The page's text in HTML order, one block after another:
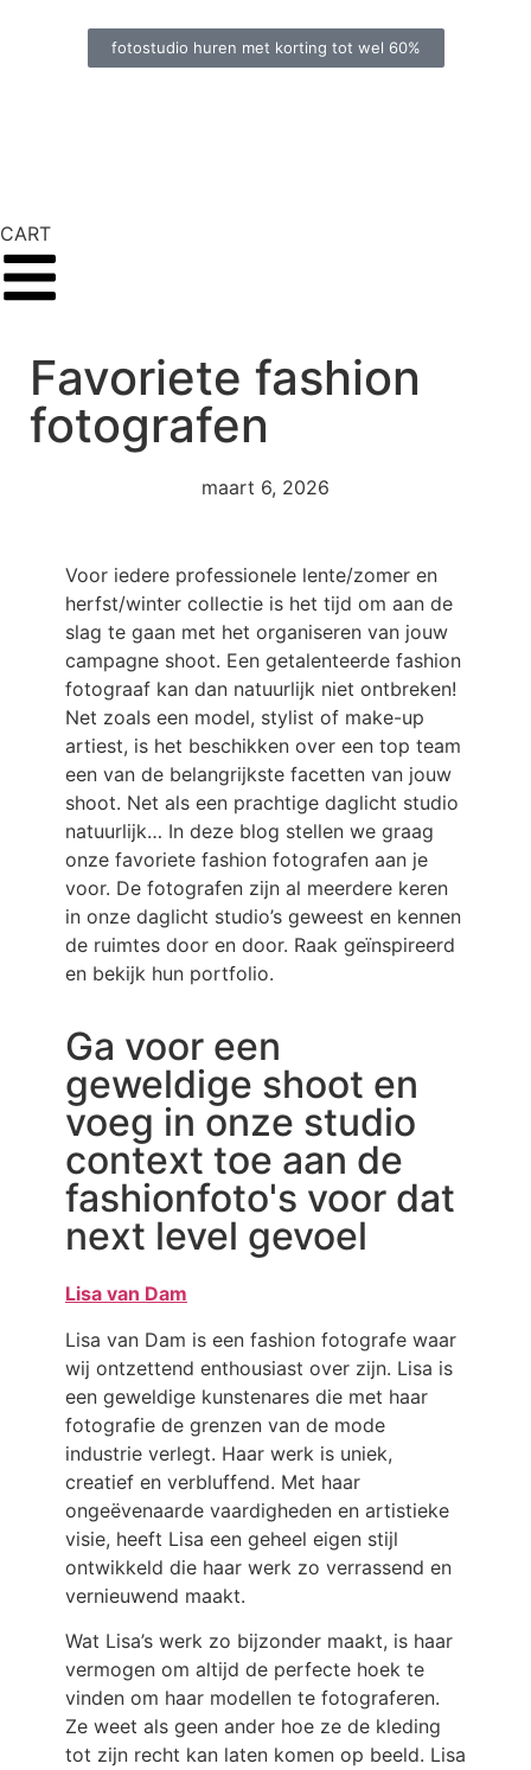
fotostudio huren met korting tot wel 60%
CART
Favoriete fashion
fotografen
maart 6, 2026
Voor iedere professionele lente/zomer en
herfst/winter collectie is het tijd om aan de
slag te gaan met het organiseren van jouw
campagne shoot. Een getalenteerde fashion
fotograaf kan dan natuurlijk niet ontbreken!
Net zoals een model, stylist of make-up
artiest, is het beschikken over een top team
een van de belangrijkste facetten van jouw
shoot. Net als een prachtige daglicht studio
natuurlijk… In deze blog stellen we graag
onze favoriete fashion fotografen aan je
voor. De fotografen zijn al meerdere keren
in onze daglicht studio’s geweest en kennen
de ruimtes door en door. Raak geïnspireerd
en bekijk hun portfolio.
Ga voor een
geweldige shoot en
voeg in onze studio
context toe aan de
fashionfoto's voor dat
next level gevoel
Lisa van Dam
Lisa van Dam is een fashion fotografe waar
wij ontzettend enthousiast over zijn. Lisa is
een geweldige kunstenares die met haar
fotografie de grenzen van de mode
industrie verlegt. Haar werk is uniek,
creatief en verbluffend. Met haar
ongeëvenaarde vaardigheden en artistieke
visie, heeft Lisa een geheel eigen stijl
ontwikkeld die haar werk zo verrassend en
vernieuwend maakt.
Wat Lisa’s werk zo bijzonder maakt, is haar
vermogen om altijd de perfecte hoek te
vinden om haar modellen te fotograferen.
Ze weet als geen ander hoe ze de kleding
tot zijn recht kan laten komen op beeld. Lisa